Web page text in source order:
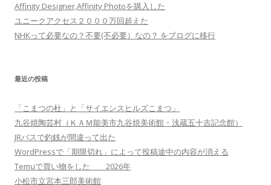
Affinity Designer,Affinity Photoを購入した
ユニークアクセス２０００万回超えた
NHKって必要なの？不要(不必要）なの？ をブログに移行
最近の投稿
「こまつの杜」と「サイエンスヒルズこまつ」
九谷焼陶芸村（ＫＡＭ能美市九谷焼美術館・浅蔵五十吉記念館）
JRバスで釣銭が間違って出た
WordPressで「期限切れ」によって投稿途中の内容が消える
Temuで買い物をした 2026年
小松市立宮本三郎美術館